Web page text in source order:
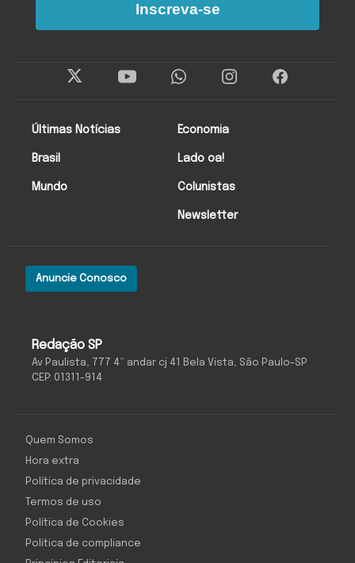
Redação SP
Av Paulista, 777 4º andar cj 41 Bela Vista, São Paulo-SP
CEP: 01311-914
Anuncie Conosco
Últimas Notícias
Brasil
Mundo
Economia
Lado oa!
Colunistas
Newsletter
Inscreva-se
Quem Somos
Hora extra
Política de privacidade
Termos de uso
Política de Cookies
Política de compliance